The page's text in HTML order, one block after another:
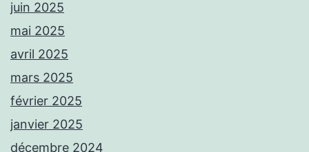
juin 2025
mai 2025
avril 2025
mars 2025
février 2025
janvier 2025
décembre 2024